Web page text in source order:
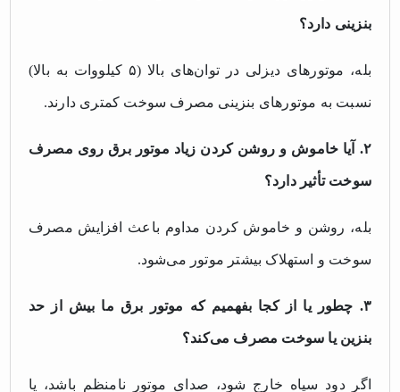
بنزینی دارد؟
بله، موتورهای دیزلی در توان‌های بالا (۵ کیلووات به بالا)
نسبت به موتورهای بنزینی مصرف سوخت کمتری دارند.
۲. آیا خاموش و روشن کردن زیاد موتور برق روی مصرف
سوخت تأثیر دارد؟
بله، روشن و خاموش کردن مداوم باعث افزایش مصرف
سوخت و استهلاک بیشتر موتور می‌شود.
۳. چطور یا از کجا بفهمیم که موتور برق ما بیش از حد
بنزین یا سوخت مصرف می‌کند؟
اگر دود سیاه خارج شود، صدای موتور نامنظم باشد، یا